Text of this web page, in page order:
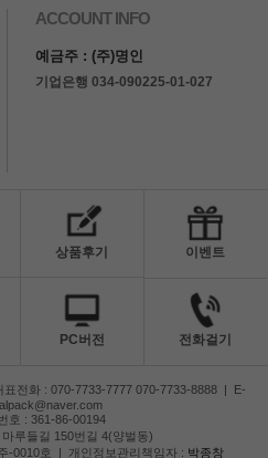
ACCOUNT INFO
예금주 : (주)명인
기업은행 034-090225-01-027
상품후기 이벤트
PC버전 전화걸기
표전화 : 070-7733-7777 070-7733-8888 | E-
호 : 361-86-00194
루들길 150번길 4(양벌동)
-0010호
| 개인정보관리책임자 : 박종창